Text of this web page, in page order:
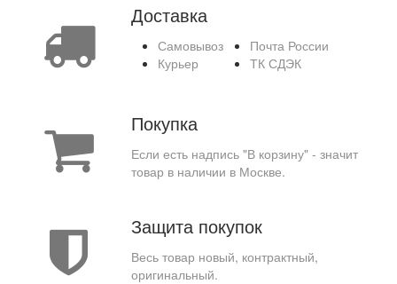
Доставка
Самовывоз
Курьер
Почта России
ТК СДЭК
Покупка
Если есть надпись "В корзину" - значит
товар в наличии в Москве.
Защита покупок
Весь товар новый, контрактный,
оригинальный.